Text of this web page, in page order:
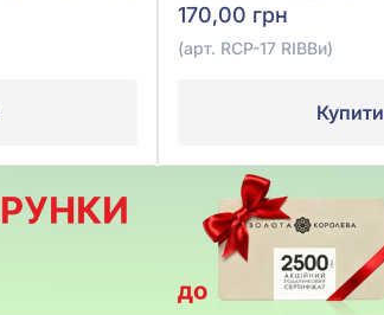
170,00 грн
(арт. RCP-17 RIBBи)
Купити